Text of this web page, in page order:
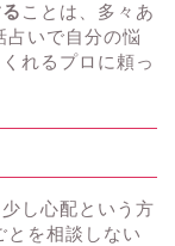
ことは、多々あ
占いで自分の悩
れるプロに頼っ
し心配という方
とを相談しない